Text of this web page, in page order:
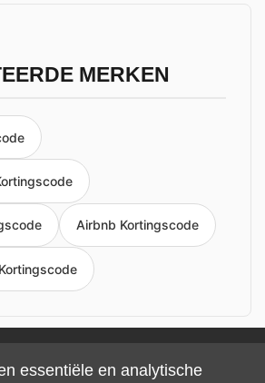
MERKEN
Airbnb Kortingscode
Impressum Algemene voorwaarden
essentiële en analytische